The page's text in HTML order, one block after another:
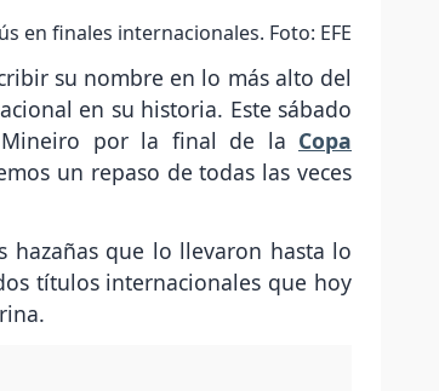
en finales internacionales. Foto: EFE
su nombre en lo más alto del
en su historia. Este sábado
Mineiro por la final de la Copa
un repaso de todas las veces
hazañas que lo llevaron hasta lo
títulos internacionales que hoy